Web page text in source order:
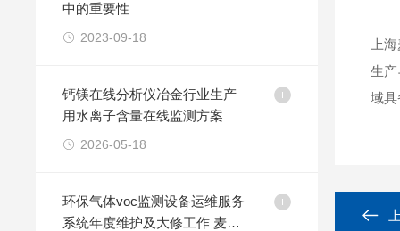
中的重要性
2023-09-18
钙镁在线分析仪冶金行业生产
用水离子含量在线监测方案
2026-05-18
环保气体voc监测设备运维服务
系统年度维护及大修工作 麦越
上
生
域